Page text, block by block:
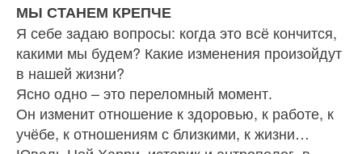
МЫ СТАНЕМ КРЕПЧЕ
Я себе задаю вопросы: когда это всё кончится,
какими мы будем? Какие изменения произойдут
в нашей жизни?
Ясно одно – это переломный момент.
Он изменит отношение к здоровью, к работе, к
учёбе, к отношениям с близкими, к жизни…